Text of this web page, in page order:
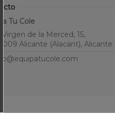
Tu Cole
Virgen de la Merced, 15,
Alicante (Alacant), Alicante